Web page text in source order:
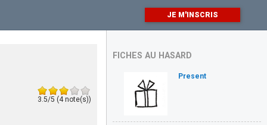
JE M'INSCRIS
3.5/5 (4 note(s))
FICHES AU HASARD
Present